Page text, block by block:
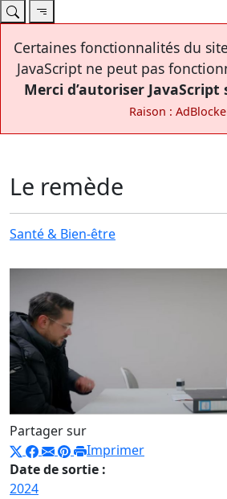
Certaines fonctionnalités du
JavaScript ne peut pas
Merci d’autoriser JavaScript
Raison :
Le remède
Santé & Bien-être
Partager sur
Imprimer
Date de sortie :
2024